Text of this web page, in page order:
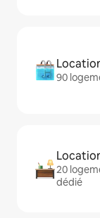
90
20
dédié